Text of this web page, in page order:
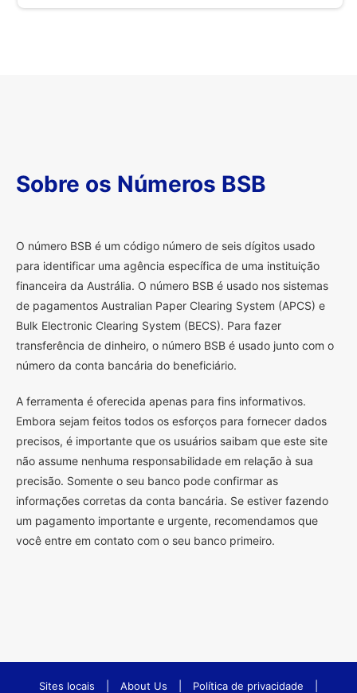
Sobre os Números BSB
O número BSB é um código número de seis dígitos usado
para identificar uma agência específica de uma instituição
financeira da Austrália. O número BSB é usado nos sistemas
de pagamentos Australian Paper Clearing System (APCS) e
Bulk Electronic Clearing System (BECS). Para fazer
transferência de dinheiro, o número BSB é usado junto com o
número da conta bancária do beneficiário.
A ferramenta é oferecida apenas para fins informativos.
Embora sejam feitos todos os esforços para fornecer dados
precisos, é importante que os usuários saibam que este site
não assume nenhuma responsabilidade em relação à sua
precisão. Somente o seu banco pode confirmar as
informações corretas da conta bancária. Se estiver fazendo
um pagamento importante e urgente, recomendamos que
você entre em contato com o seu banco primeiro.
Sites locais About Us Política de privacidade